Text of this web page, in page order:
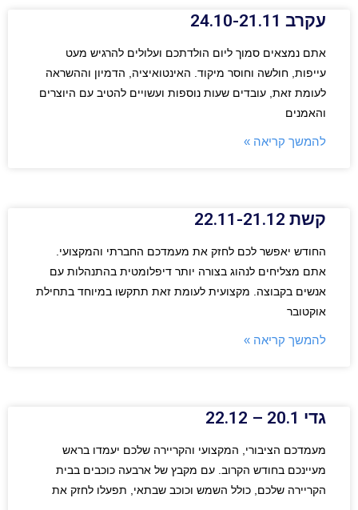
עקרב 24.10-21.11
אתם נמצאים סמוך ליום הולדתכם ועלולים להרגיש מעט
עייפות, חולשה וחוסר מיקוד. האינטואיציה, הדמיון וההשראה
לעומת זאת, עובדים שעות נוספות ועשויים להטיב עם היוצרים
והאמנים
להמשך קריאה »
קשת 22.11-21.12
החודש יאפשר לכם לחזק את מעמדכם החברתי והמקצועי.
אתם מצליחים לנהוג בצורה יותר דיפלומטית בהתנהלות עם
אנשים בקבוצה. מקצועית לעומת זאת תתקשו במיוחד בתחילת
אוקטובר
להמשך קריאה »
גדי 20.1 – 22.12
מעמדכם הציבורי, המקצועי והקריירה שלכם יעמדו בראש
מעיינכם בחודש הקרוב. עם מקבץ של ארבעה כוכבים בבית
הקריירה שלכם, כולל השמש וכוכב שבתאי, תפעלו לחזק את